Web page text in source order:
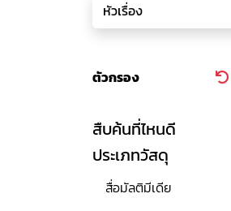
ตัวกรอง
สืบค้นที่ไหนดี
ประเภทวัสดุ
สื่อมัลติมีเดีย